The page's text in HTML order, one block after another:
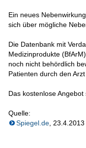
Ein neues
sich über mögliche
Die Datenbank mit
Medizinprodukte
noch nicht behördlich
Patienten durch den Arzt
Das kostenlose
Quelle:
Spiegel.de , 23.4.2013